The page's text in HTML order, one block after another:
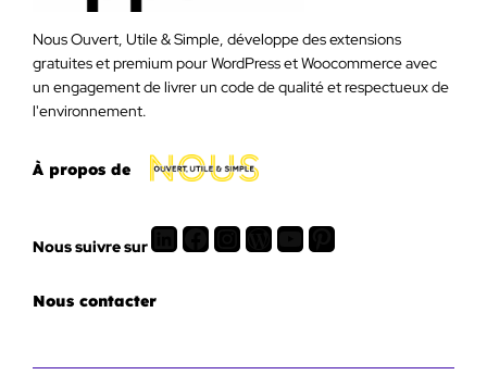
Nous Ouvert, Utile & Simple, développe des extensions
gratuites et premium pour WordPress et Woocommerce avec
un engagement de livrer un code de qualité et respectueux de
l'environnement.
À propos de
Nous suivre surLinkedIn Facebook Instagram WordPress Youtube Pinterest
Nous contacter